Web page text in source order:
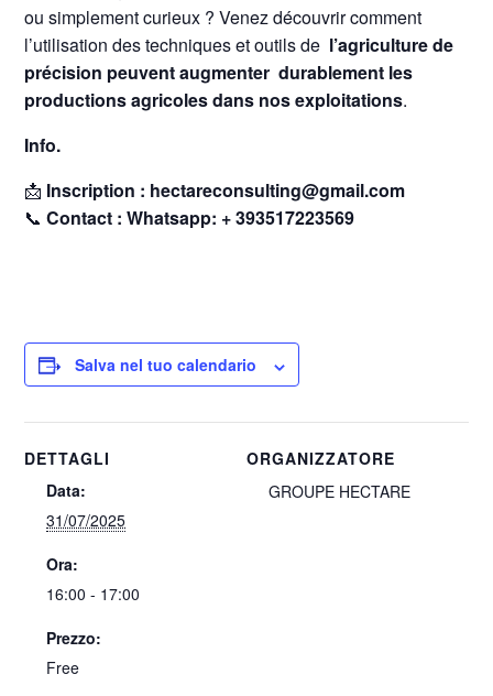
ou simplement curieux ? Venez découvrir comment
l’utilisation des techniques et outils de l’agriculture de
précision peuvent augmenter durablement les
productions agricoles dans nos exploitations.
Info.
📩 Inscription : hectareconsulting@gmail.com
📞Contact : Whatsapp: + 393517223569
Salva nel tuo calendario
DETTAGLI
Data:
31/07/2025
Ora:
16:00 - 17:00
Prezzo:
Free
ORGANIZZATORE
GROUPE HECTARE